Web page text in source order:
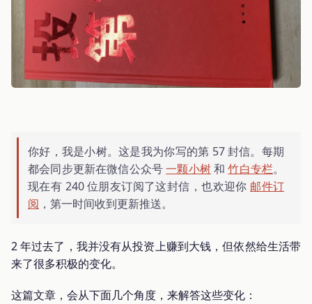
你好，我是小树。这是我为你写的第 57 封信。每期
都会同步更新在微信公众号一颗小树和竹白专栏。
现在有 240 位朋友订阅了这封信，也欢迎你 邮件订
阅 ，第一时间收到更新推送。
2 年过去了，我并没有从投资上赚到大钱，但依然给生活带
来了很多积极的变化。
这篇文章，会从下面几个角度，来解答这些变化：